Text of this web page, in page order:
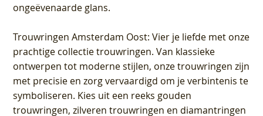
ongeëvenaarde glans.
Trouwringen Amsterdam Oost: Vier je liefde met onze
prachtige collectie trouwringen. Van klassieke
ontwerpen tot moderne stijlen, onze trouwringen zijn
met precisie en zorg vervaardigd om je verbintenis te
symboliseren. Kies uit een reeks gouden
trouwringen, zilveren trouwringen en diamantringen